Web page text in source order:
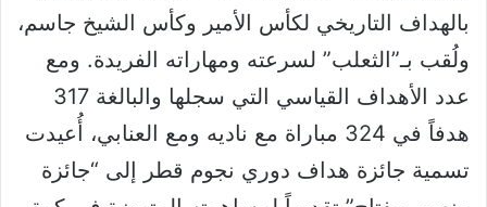
بالهداف التاريخي لكأس الأمير وكأس الشيخ جاسم،
ولُقب بـ”الثعلب” لسرعته ومهاراته الفريدة. ومع
عدد الأهداف القياسي التي سجلها والبالغة 317
هدفاً في 324 مباراة مع ناديه ومع العنابي، أُعيدت
تسمية جائزة هداف دوري نجوم قطر إلى “جائزة